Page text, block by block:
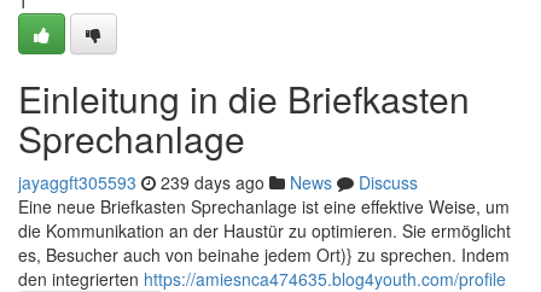
Einleitung in die Briefkasten
Sprechanlage
jayaggft305593 239 days ago News
Discuss
Eine neue Briefkasten Sprechanlage ist eine effektive Weise, um
die Kommunikation an der Haustür zu optimieren. Sie ermöglicht
es, Besucher auch von beinahe jedem Ort)} zu sprechen. Indem
den integrierten https://amiesnca474635.blog4youth.com/profile